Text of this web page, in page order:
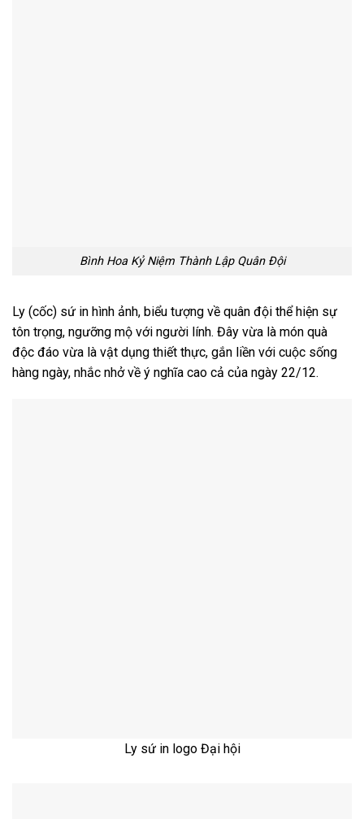
Bình Hoa Kỷ Niệm Thành Lập Quân Đội
Ly (cốc) sứ in hình ảnh, biểu tượng về quân đội thể hiện sự
tôn trọng, ngưỡng mộ với người lính. Đây vừa là món quà
độc đáo vừa là vật dụng thiết thực, gắn liền với cuộc sống
hàng ngày, nhắc nhở về ý nghĩa cao cả của ngày 22/12.
Ly sứ in logo Đại hội